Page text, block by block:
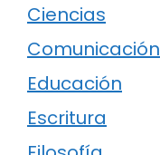
Ciencias
Comunicación
Educación
Escritura